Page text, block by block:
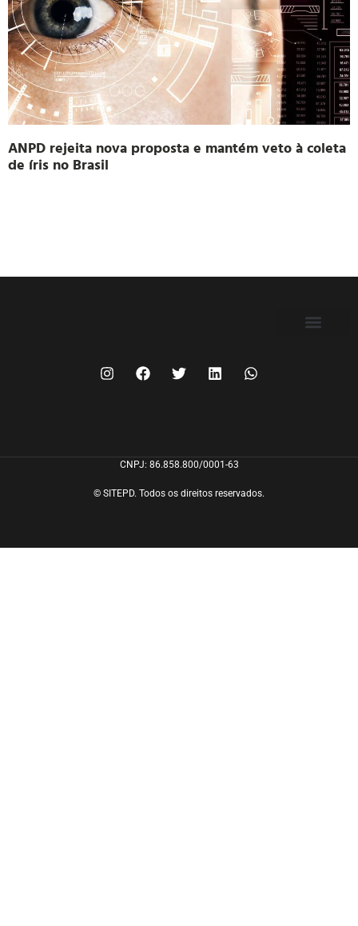
ANPD rejeita nova proposta e mantém veto à coleta
de íris no Brasil
CNPJ: 86.858.800/0001-63
© SITEPD. Todos os direitos reservados.